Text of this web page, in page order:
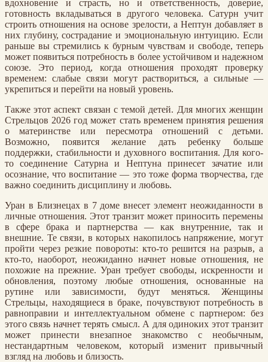
вдохновение и страсть, но и ответственность, доверие,
готовность вкладываться в другого человека. Сатурн учит
строить отношения на основе зрелости, а Нептун добавляет в
них глубину, сострадание и эмоциональную интуицию. Если
раньше вы стремились к бурным чувствам и свободе, теперь
может появиться потребность в более устойчивом и надежном
союзе. Это период, когда отношения проходят проверку
временем: слабые связи могут раствориться, а сильные —
укрепиться и перейти на новый уровень.
Также этот аспект связан с темой детей. Для многих женщин
Стрельцов 2026 год может стать временем принятия решения
о материнстве или пересмотра отношений с детьми.
Возможно, появится желание дать ребенку больше
поддержки, стабильности и духовного воспитания. Для кого-
то соединение Сатурна и Нептуна принесет зачатие или
осознание, что воспитание — это тоже форма творчества, где
важно соединить дисциплину и любовь.
Уран в Близнецах в 7 доме внесет элемент неожиданности в
личные отношения. Этот транзит может приносить перемены
в сфере брака и партнерства — как внутренние, так и
внешние. Те связи, в которых накопилось напряжение, могут
пройти через резкие повороты: кто-то решится на разрыв, а
кто-то, наоборот, неожиданно начнет новые отношения, не
похожие на прежние. Уран требует свободы, искренности и
обновления, поэтому любые отношения, основанные на
рутине или зависимости, будут меняться. Женщины
Стрельцы, находящиеся в браке, почувствуют потребность в
равноправии и интеллектуальном обмене с партнером: без
этого связь начнет терять смысл. А для одиноких этот транзит
может принести внезапное знакомство с необычным,
нестандартным человеком, который изменит привычный
взгляд на любовь и близость.